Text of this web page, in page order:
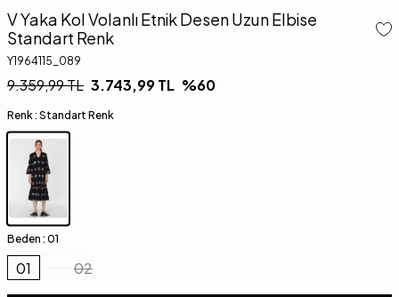
V Yaka Kol Volanlı Etnik Desen Uzun Elbise
Standart Renk
Y1964115_089
9.359,99TL 3.743,99TL %60
Renk : Standart Renk
Beden : 01
01 02